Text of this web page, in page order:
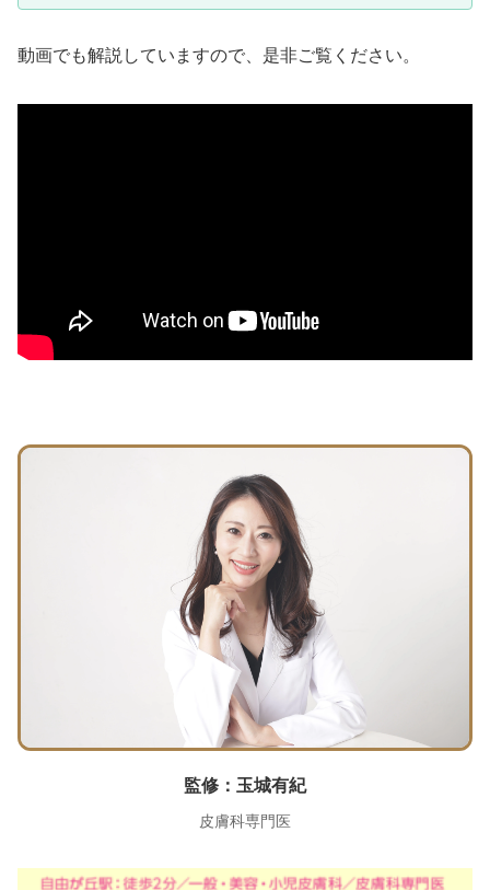
動画でも解説していますので、是非ご覧ください。
監修：玉城有紀
皮膚科専門医